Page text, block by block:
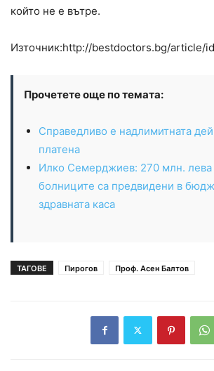
който не е вътре.
Източник:http://bestdoctors.bg/article/
Прочетете още по темата:
Справедливо е надлимитната
платена
Илко Семерджиев: 270 млн. лева
болниците са предвидени в
здравната каса
ТАГОВЕ Пирогов Проф. Асен Балтов